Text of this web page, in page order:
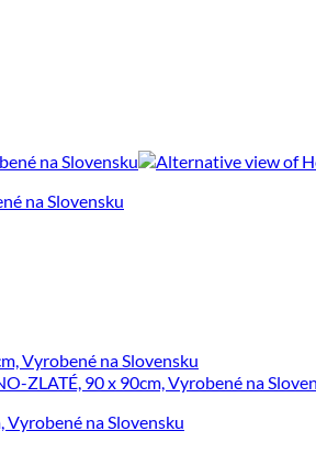
na Slovensku
na Slovensku